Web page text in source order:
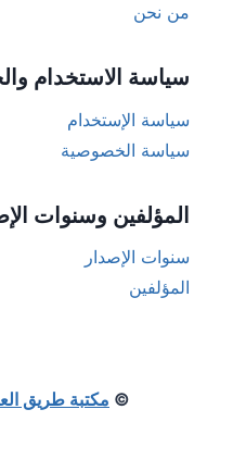
من نحن
سياسة الاستخدام
سياسة الإستخدام
سياسة الخصوصية
المؤلفين وسنوات
سنوات الإصدار
المؤلفين
© مكتبة طريق